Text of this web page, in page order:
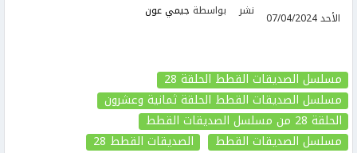
نشر
الأحد 07/04/2024 بواسطة جيمي عون
مسلسل الصديقات القطط الحلقة 28
مسلسل الصديقات القطط الحلقة ثمانية وعشرون
الحلقة 28
من مسلسل الصديقات القطط
مسلسل الصديقات القطط
الصديقات القطط 28